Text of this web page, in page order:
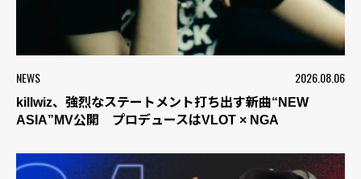
NEWS 2026.08.06
killwiz、強烈なステートメント打ち出す新曲“NEW
ASIA”MV公開 プロデュースはVLOT × NGA